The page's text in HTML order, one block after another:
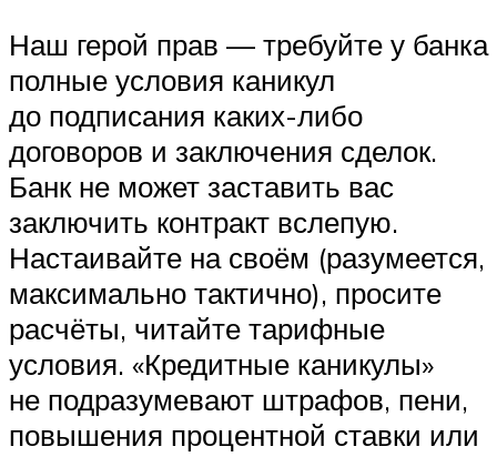
Наш герой прав — требуйте у банка
полные условия каникул
до подписания каких-либо
договоров и заключения сделок.
Банк не может заставить вас
заключить контракт вслепую.
Настаивайте на своём (разумеется,
максимально тактично), просите
расчёты, читайте тарифные
условия. «Кредитные каникулы»
не подразумевают штрафов, пени,
повышения процентной ставки или